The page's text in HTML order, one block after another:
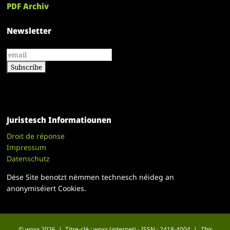
PDF Archiv
Newsletter
Juristesch Informatiounen
Droit de réponse
Impressum
Datenschutz
Dëse Site benotzt nëmmen technesch néideg an
anonymiséiert Cookies.